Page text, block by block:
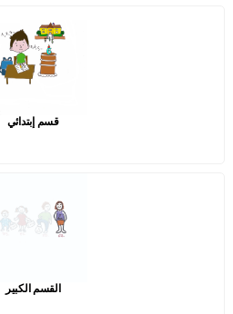
قسم إبتدائي
القسم الكبير